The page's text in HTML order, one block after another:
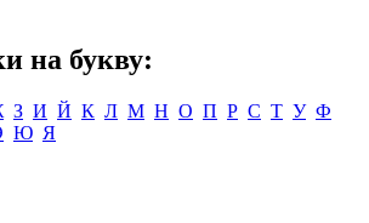
на букву:
З И Й К Л М Н О П Р С Т У Ф
Ю Я